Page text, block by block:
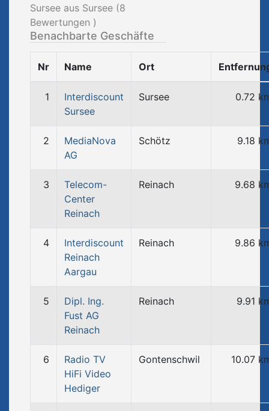
Sursee aus Sursee (8
Bewertungen )
Benachbarte Geschäfte
Nr Name Ort
1
Interdiscount
Sursee
Sursee 0.72
2
MediaNova
AG
Schötz 9.18
3
Telecom-
Center
Reinach
Reinach 9.68
4
Interdiscount
Reinach
Aargau
Reinach 9.86
5
Dipl. Ing.
Fust AG
Reinach
Reinach 9.91
6
Radio TV
HiFi Video
Hediger
Gontenschwil 10.07